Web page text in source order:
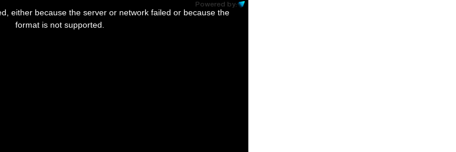
Powered by:
either because the server or network failed or because the
format is not supported.